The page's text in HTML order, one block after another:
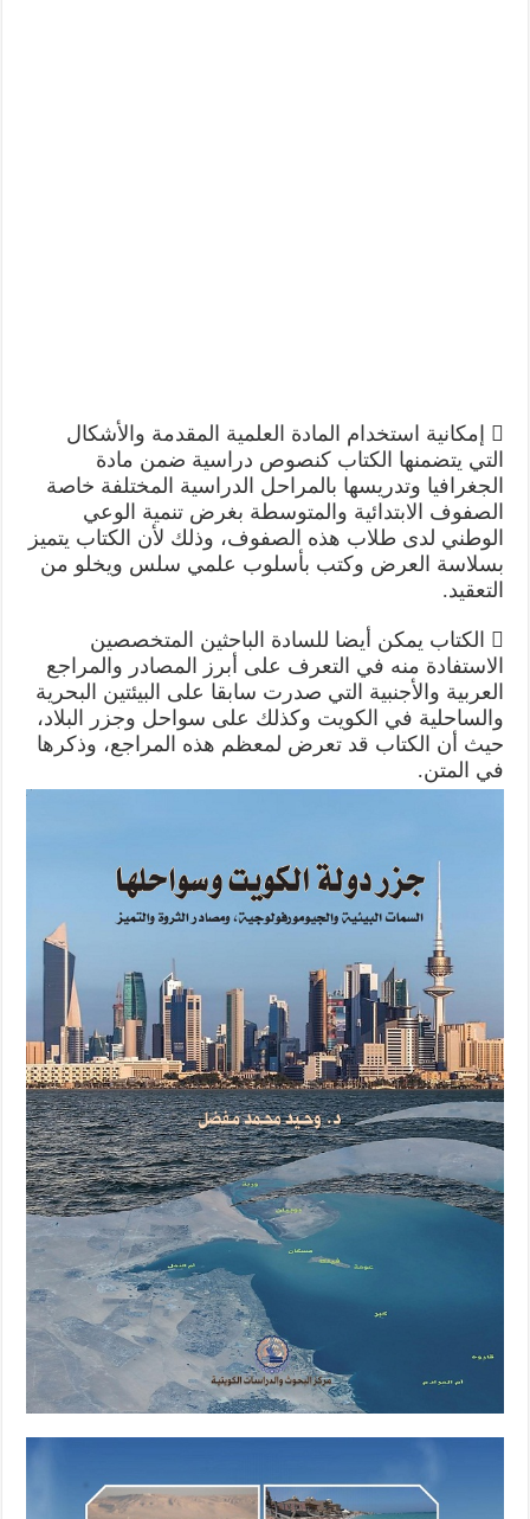
 إمكانية استخدام المادة العلمية المقدمة والأشكال
التي يتضمنها الكتاب كنصوص دراسية ضمن مادة
الجغرافيا وتدريسها بالمراحل الدراسية المختلفة خاصة
الصفوف الابتدائية والمتوسطة بغرض تنمية الوعي
الوطني لدى طلاب هذه الصفوف، وذلك لأن الكتاب يتميز
بسلاسة العرض وكتب بأسلوب علمي سلس ويخلو من
التعقيد.
 الكتاب يمكن أيضا للسادة الباحثين المتخصصين
الاستفادة منه في التعرف على أبرز المصادر والمراجع
العربية والأجنبية التي صدرت سابقا على البيئتين البحرية
والساحلية في الكويت وكذلك على سواحل وجزر البلاد،
حيث أن الكتاب قد تعرض لمعظم هذه المراجع، وذكرها
في المتن.